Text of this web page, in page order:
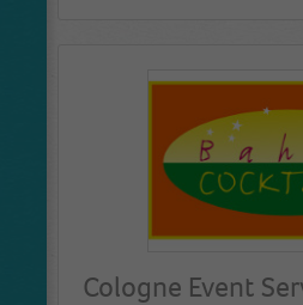
Cologne Event